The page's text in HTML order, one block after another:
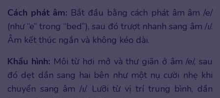
Cách phát âm: Bắt đầu bằng cách phát âm âm /e/
(như “e” trong “bed”), sau đó trượt nhanh sang âm /ɪ/.
Âm kết thúc ngắn và không kéo dài.
Khẩu hình: Môi từ hơi mở và thư giãn ở âm /e/, sau
đó dẹt dần sang hai bên như một nụ cười nhẹ khi
chuyển sang âm /ɪ/. Lưỡi từ vị trí trung bình, dần